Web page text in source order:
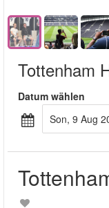
Tottenham
Datum wählen
Son, 9 Aug